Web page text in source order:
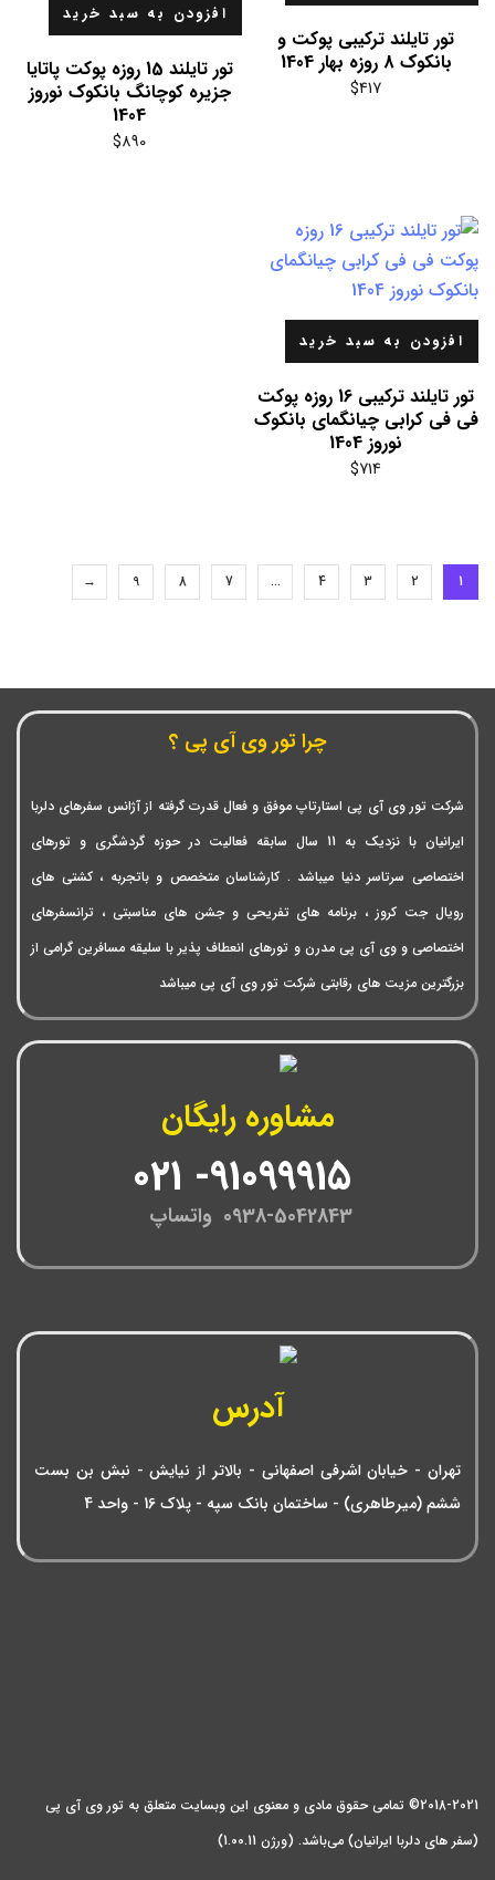
تور تایلند ترکیبی پوکت و
بانکوک 8 روزه بهار 1404
$417
افزودن به سبد خرید
تور تایلند 15 روزه پوکت پاتایا
جزیره کوچانگ بانکوک نوروز
1404
$890
افزودن به سبد خرید
تور تایلند ترکیبی 16 روزه پوکت
فی فی کرابی چیانگمای بانکوک
نوروز 1404
$714
1
2
3
4
…
7
8
9
→
چرا تور وی آی پی ؟
شرکت تور وی آی پی استارتاپ موفق و فعال قدرت گرفته از آژانس سفرهای دلربا
ایرانیان با نزدیک به 11 سال سابقه فعالیت در حوزه گردشگری و تورهای
اختصاصی سرتاسر دنیا میباشد . کارشناسان متخصص و باتجربه ، کشتی های
رویال جت کروز ، برنامه های تفریحی و جشن های مناسبتی ، ترانسفرهای
اختصاصی و وی آی پی مدرن و تورهای انعطاف پذیر با سلیقه مسافرین گرامی از
بزرگترین مزیت های رقابتی شرکت تور وی آی پی میباشد
مشاوره رایگان
0938-5042843 واتساپ
آدرس
تهران - خیابان اشرفی اصفهانی - بالاتر از نیایش - نبش بن بست
ششم (میرطاهری) - ساختمان بانک سپه - پلاک 16 - واحد 4
2018-2021© تمامی حقوق مادی و معنوی این وبسایت متعلق به تور وی آی پی
(سفر های دلربا ایرانیان) می‌باشد. (ورژن 1.00.11)